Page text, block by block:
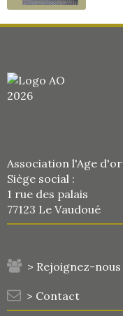
Association l'Age d'or
Siège social :
1 rue des palais
77123 Le Vaudoué
> Rejoignez-nous
> Contact